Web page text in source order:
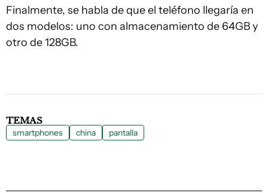
Finalmente, se habla de que el teléfono llegaría en
dos modelos: uno con almacenamiento de 64GB y
otro de 128GB.
TEMAS
smartphones china pantalla